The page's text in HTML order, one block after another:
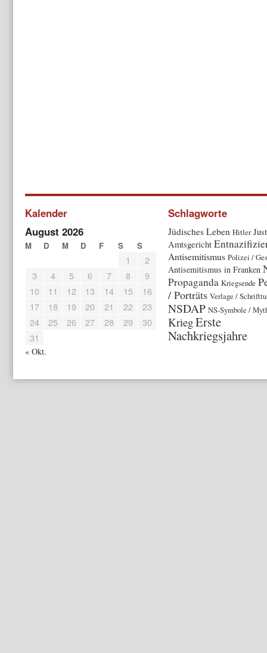
Kalender
August 2026
M D M D F S S
1
2
3
4 5 6 7 8
9
10
11 12 13 14 15
16
17
18 19 20 21 22
23
24
25 26 27 28 29
30
31
« Okt.
Schlagworte
Jüdisches Leben Hitler
Amtsgericht
Antisemitismus Polizei /
Antisemitismus in Franken
Propaganda Kriegsende
/ Porträts Verlage /
NSDAP NS-Symbole /
KriegErste
Nachkriegsjahre